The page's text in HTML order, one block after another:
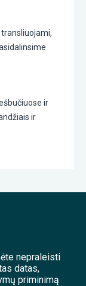
ir
ir
nepraleisti
datas,
priminimą